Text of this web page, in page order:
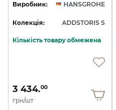
Виробник: HANSGROHE
Колекція: ADDSTORIS S
Кількість товару обмежена
3 434.00
грн/шт